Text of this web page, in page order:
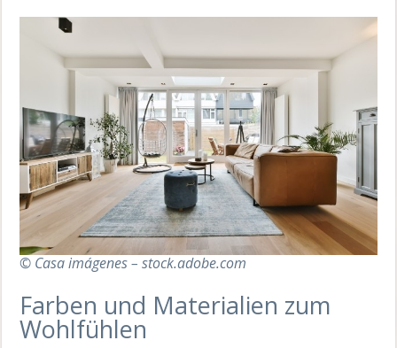
© Casa imágenes – stock.adobe.com
Farben und Materialien zum
Wohlfühlen